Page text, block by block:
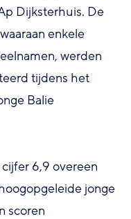
Dijksterhuis. De
enkele
werden
tijdens het
Balie
6,9 overeen
jonge
scoren